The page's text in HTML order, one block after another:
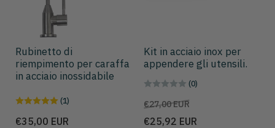
Rubinetto di
riempimento per caraffa
in acciaio inossidabile
(1)
Prezzo
€35,00 EUR
Kit in acciaio inox per
appendere gli utensili.
(0)
Prezzo
€27,00 EUR
scontato
€25,92 EUR